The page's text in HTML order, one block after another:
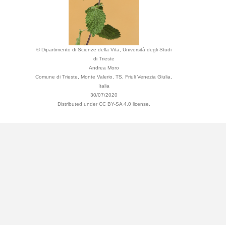
© Dipartimento di Scienze della Vita, Università degli Studi
di Trieste
Andrea Moro
Comune di Trieste, Monte Valerio, TS, Friuli Venezia Giulia,
Italia
30/07/2020
Distributed under CC BY-SA 4.0 license.